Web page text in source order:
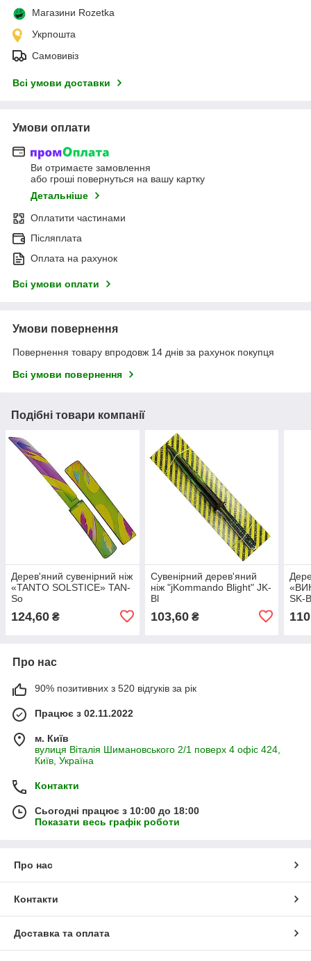
Магазини Rozetka
Укрпошта
Самовивіз
Всі умови доставки
Умови оплати
Ви отримаєте замовлення
або гроші повернуться на вашу картку
Детальніше
Оплатити частинами
Післяплата
Оплата на рахунок
Всі умови оплати
Умови повернення
Повернення товару впродовж 14 днів за рахунок покупця
Всі умови повернення
Подібні товари компанії
Дерев'яний сувенірний ніж
«TANTO SOLSTICE» TAN-
So
124,60 ₴
Сувенірний дерев'яний
ніж "jKommando Blight" JK-
Bl
103,60₴
SK-
Про нас
90% позитивних з 520 відгуків за рік
Працює з 02.11.2022
м. Київ
вулиця Віталія Шимановського 2/1 поверх 4 офіс 424,
Київ, Україна
Контакти
Сьогодні працює з 10:00 до 18:00
Показати весь графік роботи
Про нас
Контакти
Доставка та оплата